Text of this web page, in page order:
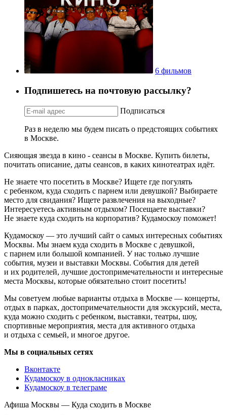
6 фильмов
Подпишетесь на почтовую рассылку?
Подписаться
Раз в неделю мы будем писать о предстоящих событиях
в Москве.
Сияющая звезда в кино - сеансы в Москве. Купить билеты,
почитать описание, даты сеансов, в каких кинотеатрах идёт.
Не знаете что посетить в Москве? Ищете где погулять
с ребенком, куда сходить с парнем или девушкой? Выбираете
место для свидания? Ищете развлечения на выходные?
Интересуетесь активным отдыхом? Посещаете выставки?
Не знаете куда сходить на корпоратив? Кудамоскоу поможет!
Кудамоскоу — это лучший сайт о самых интересных событиях
Москвы. Мы знаем куда сходить в Москве с девушкой,
с парнем или большой компанией. У нас только лучшие
события, музеи и выставки Москвы. События для детей
и их родителей, лучшие достопримечательности и интересные
места Москвы, которые обязательно стоит посетить!
Мы советуем любые варианты отдыха в Москве — концерты,
отдых в парках, достопримечательности для экскурсий, места,
куда можно сходить с ребенком, выставки, театры, шоу,
спортивные мероприятия, места для активного отдыха
и отдыха с семьей, и многое другое.
Мы в социальных сетях
Вконтакте
Кудамоскоу в однокласниках
Кудамоскоу в телеграме
Афиша Москвы — Куда сходить в Москве